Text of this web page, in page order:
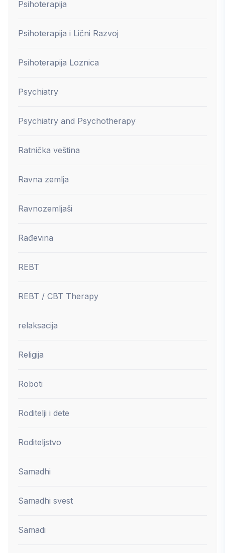
Psihoterapija
Psihoterapija i Lični Razvoj
Psihoterapija Loznica
Psychiatry
Psychiatry and Psychotherapy
Ratnička veština
Ravna zemlja
Ravnozemljaši
Rađevina
REBT
REBT / CBT Therapy
relaksacija
Religija
Roboti
Roditelji i dete
Roditeljstvo
Samadhi
Samadhi svest
Samadi